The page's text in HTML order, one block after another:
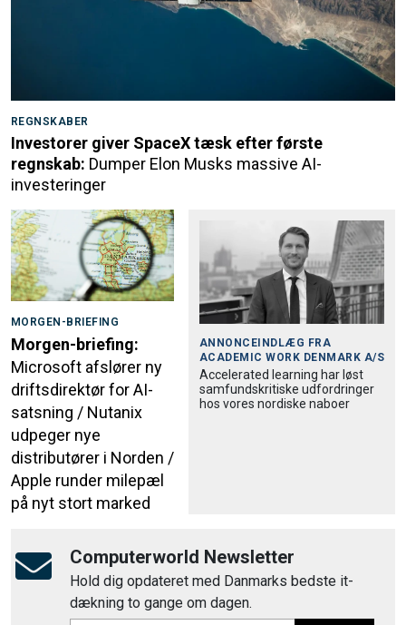
REGNSKABER
Investorer giver SpaceX tæsk efter første
regnskab: Dumper Elon Musks massive AI-
investeringer
MORGEN-BRIEFING
Morgen-briefing:
Microsoft afslører ny
driftsdirektør for AI-
satsning / Nutanix
udpeger nye
distributører i Norden /
Apple runder milepæl
på nyt stort marked
ANNONCEINDLÆG FRA
ACADEMIC WORK DENMARK A/S
Accele­rated learning har løst
samfund­skri­tiske udfordringer
hos vores nordiske naboer
Computerworld Newsletter
Hold dig opdateret med Danmarks bedste it-
dækning to gange om dagen.